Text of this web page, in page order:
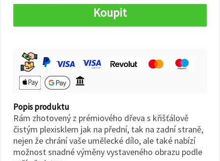
Nastavení
Koupit
Popis produktu
Rám zhotovený z prémiového dřeva s křišťálově
čistým plexisklem jak na přední, tak na zadní straně,
nejen že chrání vaše umělecké dílo, ale také nabízí
možnost snadné výměny vystaveného obrazu podle